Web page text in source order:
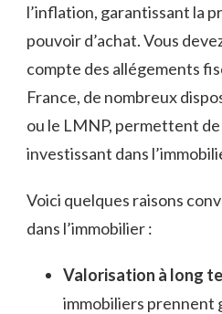
l’inflation, garantissant la
pouvoir d’achat. Vous
compte des allégements
France, de nombreux
ou le LMNP, permettent
investissant dans
Voici quelques raisons
dans l’immobilier :
Valorisation à long
immobiliers prennent